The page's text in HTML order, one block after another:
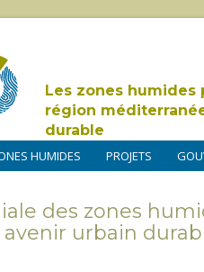
Les zones humides
région
durable
HUMIDES PROJETS
des zones
urbain